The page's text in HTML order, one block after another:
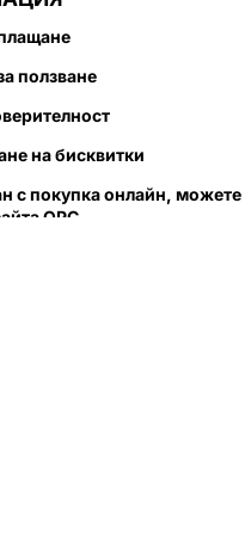
ползване
на бисквитки
с покупка онлайн, можете
ОРС